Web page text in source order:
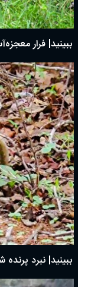
ببینید| فرار
ببینید| نبرد